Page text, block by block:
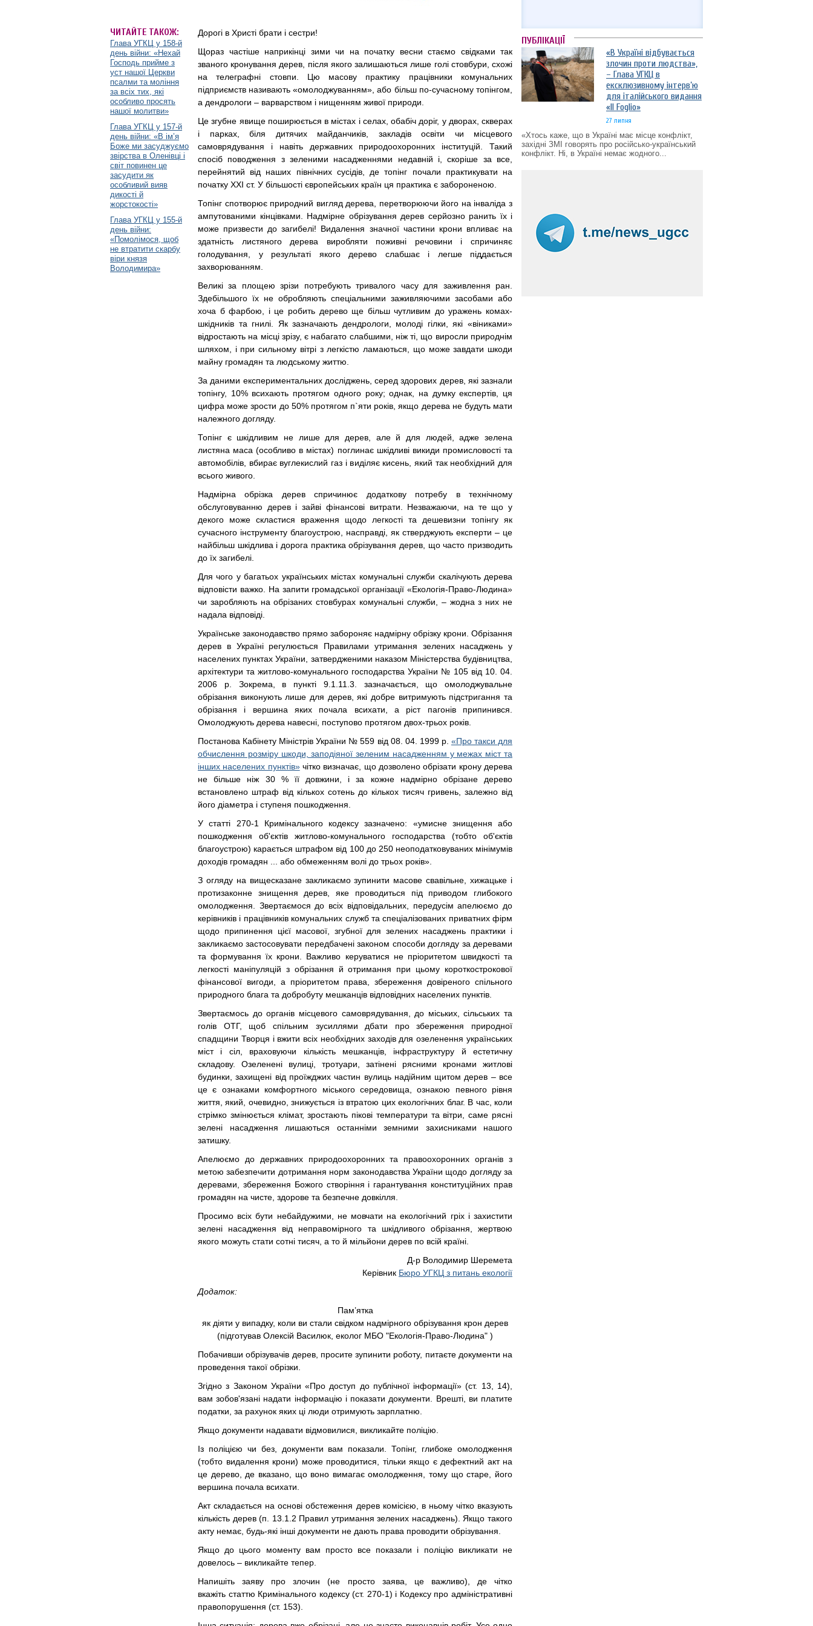
ЧИТАЙТЕ ТАКОЖ:
Глава УГКЦ у 158-й
день війни: «Нехай
Господь прийме з
уст нашої Церкви
псалми та моління
за всіх тих, які
особливо просять
нашої молитви»
Глава УГКЦ у 157-й
день війни: «В ім’я
Боже ми засуджуємо
звірства в Оленівці і
світ повинен це
засудити як
особливий вияв
дикості й
жорстокості»
Глава УГКЦ у 155-й
день війни:
«Помолімося, щоб
не втратити скарбу
віри князя
Володимира»
Дорогі в Христі брати і сестри!
Щораз частіше наприкінці зими чи на початку весни стаємо свідками так
званого кронування дерев, після якого залишаються лише голі стовбури, схожі
на телеграфні стовпи. Цю масову практику працівники комунальних
підприємств називають «омолоджуванням», або більш по-сучасному топінгом,
а дендрологи – варварством і нищенням живої природи.
Це згубне явище поширюється в містах і селах, обабіч доріг, у дворах, скверах
і парках, біля дитячих майданчиків, закладів освіти чи місцевого
самоврядування і навіть державних природоохоронних інституцій. Такий
спосіб поводження з зеленими насадженнями недавній і, скоріше за все,
перейнятий від наших північних сусідів, де топінг почали практикувати на
початку ХХІ ст. У більшості європейських країн ця практика є забороненою.
Топінг спотворює природний вигляд дерева, перетворюючи його на інваліда з
ампутованими кінцівками. Надмірне обрізування дерев серйозно ранить їх і
може призвести до загибелі! Видалення значної частини крони впливає на
здатність листяного дерева виробляти поживні речовини і спричиняє
голодування, у результаті якого дерево слабшає і легше піддається
захворюванням.
Великі за площею зрізи потребують тривалого часу для заживлення ран.
Здебільшого їх не обробляють спеціальними заживляючими засобами або
хоча б фарбою, і це робить дерево ще більш чутливим до уражень комах-
шкідників та гнилі. Як зазначають дендрологи, молоді гілки, які «віниками»
відростають на місці зрізу, є набагато слабшими, ніж ті, що виросли природнім
шляхом, і при сильному вітрі з легкістю ламаються, що може завдати шкоди
майну громадян та людському життю.
За даними експериментальних досліджень, серед здорових дерев, які зазнали
топінгу, 10% всихають протягом одного року; однак, на думку експертів, ця
цифра може зрости до 50% протягом п`яти років, якщо дерева не будуть мати
належного догляду.
Топінг є шкідливим не лише для дерев, але й для людей, адже зелена
листяна маса (особливо в містах) поглинає шкідливі викиди промисловості та
автомобілів, вбирає вуглекислий газ і виділяє кисень, який так необхідний для
всього живого.
Надмірна обрізка дерев спричинює додаткову потребу в технічному
обслуговуванню дерев і зайві фінансові витрати. Незважаючи, на те що у
декого може скластися враження щодо легкості та дешевизни топінгу як
сучасного інструменту благоустрою, насправді, як стверджують експерти – це
найбільш шкідлива і дорога практика обрізування дерев, що часто призводить
до їх загибелі.
Для чого у багатьох українських містах комунальні служби скалічують дерева
відповісти важко. На запити громадської організації «Екологія-Право-Людина»
чи заробляють на обрізаних стовбурах комунальні служби, – жодна з них не
надала відповіді.
Українське законодавство прямо забороняє надмірну обрізку крони. Обрізання
дерев в Україні регулюється Правилами утримання зелених насаджень у
населених пунктах України, затвердженими наказом Міністерства будівництва,
архітектури та житлово-комунального господарства України № 105 від 10. 04.
2006 р. Зокрема, в пункті 9.1.11.3. зазначається, що омолоджувальне
обрізання виконують лише для дерев, які добре витримують підстригання та
обрізання і вершина яких почала всихати, а ріст пагонів припинився.
Омолоджують дерева навесні, поступово протягом двох-трьох років.
Постанова Кабінету Міністрів України № 559 від 08. 04. 1999 р. «Про такси для
обчислення розміру шкоди, заподіяної зеленим насадженням у межах міст та
інших населених пунктів»чітко визначає, що дозволено обрізати крону дерева
не більше ніж 30 % її довжини, і за кожне надмірно обрізане дерево
встановлено штраф від кількох сотень до кількох тисяч гривень, залежно від
його діаметра і ступеня пошкодження.
У статті 270-1 Кримінального кодексу зазначено: «умисне знищення або
пошкодження об'єктів житлово-комунального господарства (тобто об'єктів
благоустрою) карається штрафом від 100 до 250 неоподатковуваних мінімумів
доходів громадян ... або обмеженням волі до трьох років».
З огляду на вищесказане закликаємо зупинити масове свавільне, хижацьке і
протизаконне знищення дерев, яке проводиться під приводом глибокого
омолодження. Звертаємося до всіх відповідальних, передусім апелюємо до
керівників і працівників комунальних служб та спеціалізованих приватних фірм
щодо припинення цієї масової, згубної для зелених насаджень практики і
закликаємо застосовувати передбачені законом способи догляду за деревами
та формування їх крони. Важливо керуватися не пріоритетом швидкості та
легкості маніпуляцій з обрізання й отримання при цьому короткострокової
фінансової вигоди, а пріоритетом права, збереження довіреного спільного
природного блага та добробуту мешканців відповідних населених пунктів.
Звертаємось до органів місцевого самоврядування, до міських, сільських та
голів ОТГ, щоб спільним зусиллями дбати про збереження природної
спадщини Творця і вжити всіх необхідних заходів для озеленення українських
міст і сіл, враховуючи кількість мешканців, інфраструктуру й естетичну
складову. Озеленені вулиці, тротуари, затінені рясними кронами житлові
будинки, захищені від проїжджих частин вулиць надійним щитом дерев – все
це є ознаками комфортного міського середовища, ознакою певного рівня
життя, який, очевидно, знижується із втратою цих екологічних благ. В час, коли
стрімко змінюється клімат, зростають пікові температури та вітри, саме рясні
зелені насадження лишаються останніми земними захисниками нашого
затишку.
Апелюємо до державних природоохоронних та правоохоронних органів з
метою забезпечити дотримання норм законодавства України щодо догляду за
деревами, збереження Божого створіння і гарантування конституційних прав
громадян на чисте, здорове та безпечне довкілля.
Просимо всіх бути небайдужими, не мовчати на екологічний гріх і захистити
зелені насадження від неправомірного та шкідливого обрізання, жертвою
якого можуть стати сотні тисяч, а то й мільйони дерев по всій країні.
Д-р Володимир Шеремета
Керівник Бюро УГКЦ з питань екології
Додаток:
Пам’ятка
як діяти у випадку, коли ви стали свідком надмірного обрізування крон дерев
(підготував Олексій Василюк, еколог МБО "Екологія-Право-Людина" )
Побачивши обрізувачів дерев, просите зупинити роботу, питаєте документи на
проведення такої обрізки.
Згідно з Законом України «Про доступ до публічної інформації» (ст. 13, 14),
вам зобов'язані надати інформацію і показати документи. Врешті, ви платите
податки, за рахунок яких ці люди отримують зарплатню.
Якщо документи надавати відмовилися, викликайте поліцію.
Із поліцією чи без, документи вам показали. Топінг, глибоке омолодження
(тобто видалення крони) може проводитися, тільки якщо є дефектний акт на
це дерево, де вказано, що воно вимагає омолодження, тому що старе, його
вершина почала всихати.
Акт складається на основі обстеження дерев комісією, в ньому чітко вказують
кількість дерев (п. 13.1.2 Правил утримання зелених насаджень). Якщо такого
акту немає, будь-які інші документи не дають права проводити обрізування.
Якщо до цього моменту вам просто все показали і поліцію викликати не
довелось – викликайте тепер.
Напишіть заяву про злочин (не просто заява, це важливо), де чітко
вкажіть статтю Кримінального кодексу (ст. 270-1) і Кодексу про адміністративні
правопорушення (ст. 153).
ПУБЛІКАЦІЇ
«В Україні відбувається
злочин проти людства»,
– Глава УГКЦ в
ексклюзивному інтерв’ю
для італійського видання
«Il Foglio»
27 липня
«Хтось каже, що в Україні має місце конфлікт,
західні ЗМІ говорять про російсько-український
конфлікт. Ні, в Україні немає жодного...